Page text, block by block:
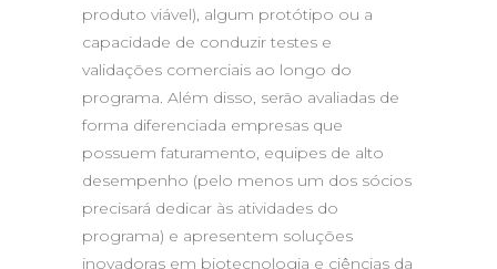
produto viável), algum protótipo ou a
capacidade de conduzir testes e
validações comerciais ao longo do
programa. Além disso, serão avaliadas de
forma diferenciada empresas que
possuem faturamento, equipes de alto
desempenho (pelo menos um dos sócios
precisará dedicar às atividades do
programa) e apresentem soluções
inovadoras em biotecnologia e ciências da